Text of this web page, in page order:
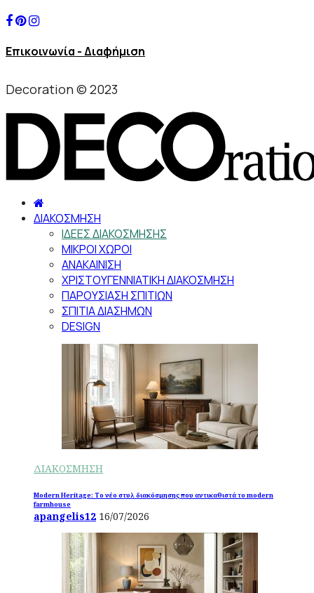
Επικοινωνία - Διαφήμιση
Decoration © 2023
ΔΙΑΚΟΣΜΗΣΗ
ΙΔΕΕΣ ΔΙΑΚΟΣΜΗΣΗΣ
ΜΙΚΡΟΙ ΧΩΡΟΙ
ΑΝΑΚΑΙΝΙΣΗ
ΧΡΙΣΤΟΥΓΕΝΝΙΑΤΙΚΗ ΔΙΑΚΟΣΜΗΣΗ
ΠΑΡΟΥΣΙΑΣΗ ΣΠΙΤΙΩΝ
ΣΠΙΤΙΑ ΔΙΑΣΗΜΩΝ
DESIGN
ΔΙΑΚΟΣΜΗΣΗ
Modern Heritage: Το νέο στυλ διακόσμησης που αντικαθιστά το modern
farmhouse
apangelis12 16/07/2026